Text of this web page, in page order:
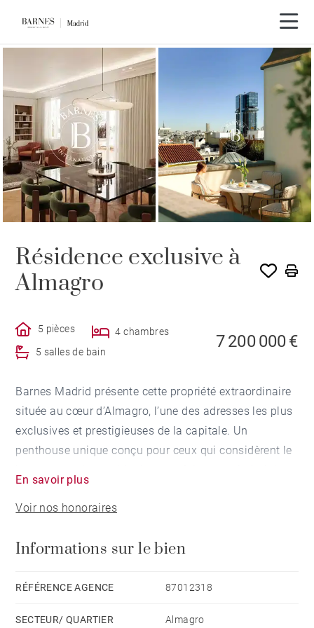
Résidence exclusive à
Almagro
5 pièces
4 chambres
5 salles de bain
7 200 000 €
Barnes Madrid présente cette propriété extraordinaire
située au cœur d’Almagro, l’une des adresses les plus
exclusives et prestigieuses de la capitale. Un
penthouse unique conçu pour ceux qui considèrent le
design, confort et emplacement.
résidence représente une opportunité exceptionnelle
une clientèle qui valorise les grands volumes, la
En savoir plus
Voir nos honoraires
Informations sur le bien
RÉFÉRENCE AGENCE 87012318
SECTEUR/ QUARTIER
Almagro